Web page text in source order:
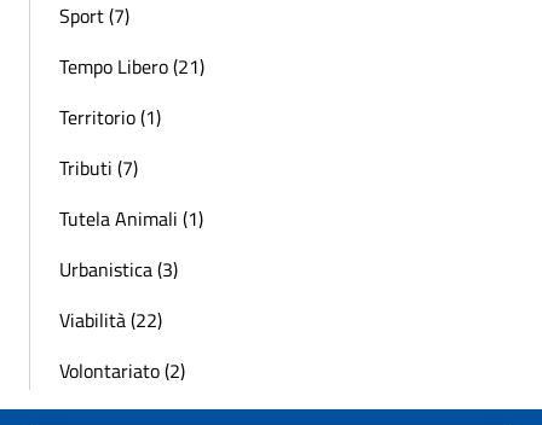
Sport (7)
Tempo Libero (21)
Territorio (1)
Tributi (7)
Tutela Animali (1)
Urbanistica (3)
Viabilità (22)
Volontariato (2)